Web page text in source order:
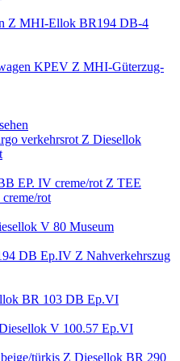
Z MHI-Ellok BR194 DB-4
Z MHI-Güterzug-
Z Diesellok
Z TEE
rot
V 80 Museum
Z Nahverkehrszug
BR 103 DB Ep.VI
V 100.57 Ep.VI
Z Diesellok BR 290